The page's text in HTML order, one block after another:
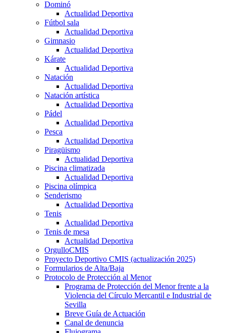
Dominó
Actualidad Deportiva
Fútbol sala
Actualidad Deportiva
Gimnasio
Actualidad Deportiva
Kárate
Actualidad Deportiva
Natación
Actualidad Deportiva
Natación artística
Actualidad Deportiva
Pádel
Actualidad Deportiva
Pesca
Actualidad Deportiva
Piragüismo
Actualidad Deportiva
Piscina climatizada
Actualidad Deportiva
Piscina olímpica
Senderismo
Actualidad Deportiva
Tenis
Actualidad Deportiva
Tenis de mesa
Actualidad Deportiva
OrgulloCMIS
Proyecto Deportivo CMIS (actualización 2025)
Formularios de Alta/Baja
Protocolo de Protección al Menor
Programa de Protección del Menor frente a la
Violencia del Círculo Mercantil e Industrial de
Sevilla
Breve Guía de Actuación
Canal de denuncia